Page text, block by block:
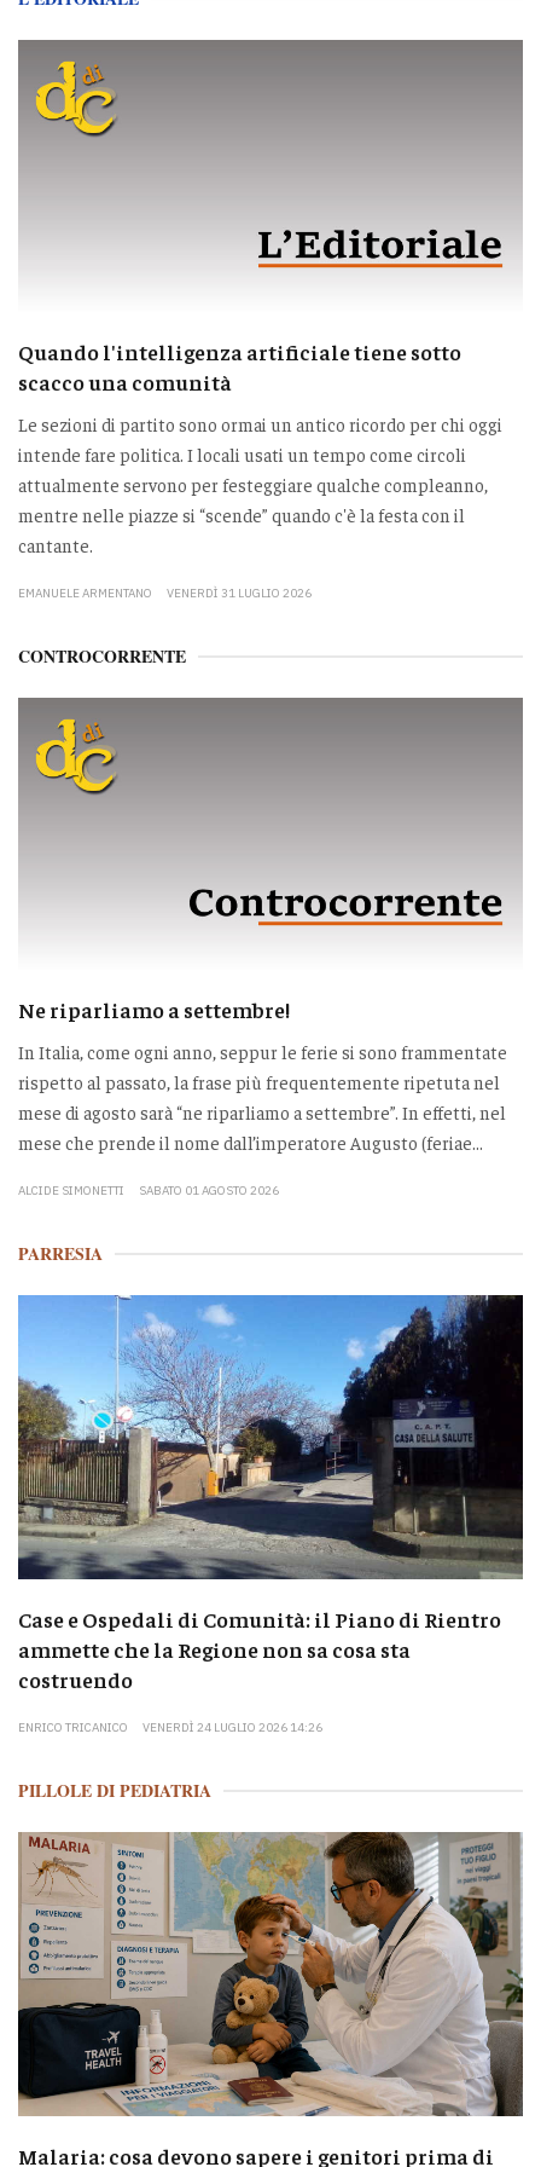
Quando l'intelligenza artificiale tiene sotto
scacco una comunità
Le sezioni di partito sono ormai un antico ricordo per chi oggi
intende fare politica. I locali usati un tempo come circoli
attualmente servono per festeggiare qualche compleanno,
mentre nelle piazze si “scende” quando c'è la festa con il
cantante.
EMANUELE ARMENTANO VENERDÌ 31 LUGLIO 2026
CONTROCORRENTE
Ne riparliamo a settembre!
In Italia, come ogni anno, seppur le ferie si sono frammentate
rispetto al passato, la frase più frequentemente ripetuta nel
mese di agosto sarà “ne riparliamo a settembre”. In effetti, nel
mese che prende il nome dall’imperatore Augusto (feriae...
ALCIDE SIMONETTI SABATO 01 AGOSTO 2026
PARRESIA
Case e Ospedali di Comunità: il Piano di Rientro
ammette che la Regione non sa cosa sta
costruendo
ENRICO TRICANICO VENERDÌ 24 LUGLIO 2026 14:26
PILLOLE DI PEDIATRIA
Malaria: cosa devono sapere i genitori prima di